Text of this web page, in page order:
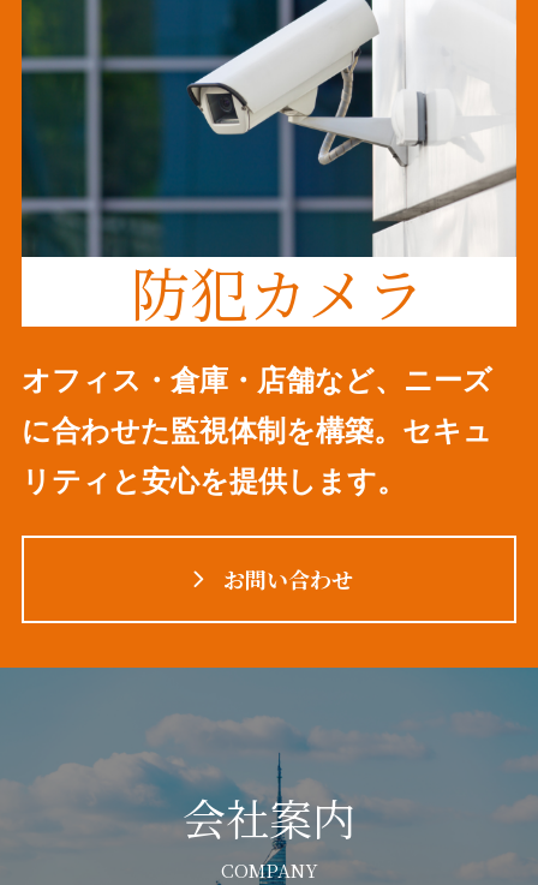
防犯カメラ
オフィス・倉庫・店舗など、ニーズ
に合わせた監視体制を構築。セキュ
リティと安心を提供します。
お問い合わせ
会社案内
COMPANY